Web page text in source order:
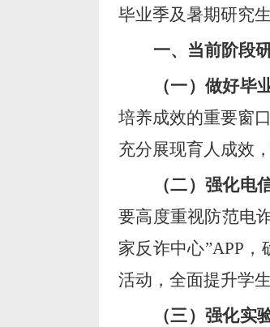
毕业季及暑期研究生
一、 当前阶段
（一）做好毕
培养成效的重要窗口
充分展现育人成效
（二）强化电
要高度重视防范电
家反诈中心”APP，
活动，全面提升学
（三）强化实